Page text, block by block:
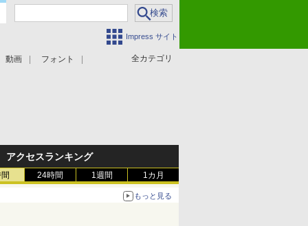
Impress サイト
全カテゴリ
動画 フォント
アクセスランキング
24時間 1週間 1カ月
もっと見る